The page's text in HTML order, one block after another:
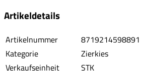
Artikeldetails
Artikelnummer
8719214598891
Kategorie
Zierkies
Verkaufseinheit
STK